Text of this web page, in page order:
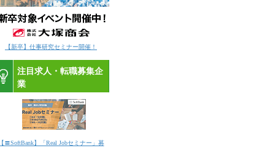
【新卒】仕事研究セミナー開催！
注目求人・転職募集企
業
【〓SoftBank】「Real Jobセミナー」募